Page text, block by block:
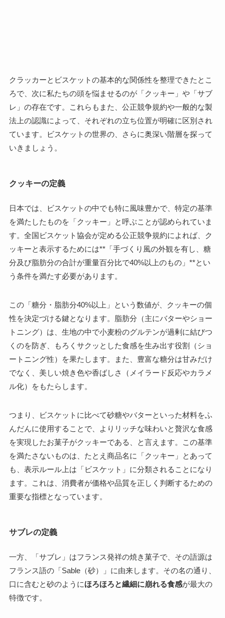
クラッカーとビスケットの基本的な関係性を整理できたとこ
ろで、次に私たちの頭を悩ませるのが「クッキー」や「サブ
レ」の存在です。これらもまた、公正競争規約や一般的な製
法上の認識によって、それぞれの立ち位置が明確に区別され
ています。ビスケットの世界の、さらに奥深い階層を探って
いきましょう。
クッキーの定義
日本では、ビスケットの中でも特に風味豊かで、特定の基準
を満たしたものを「クッキー」と呼ぶことが認められていま
す。全国ビスケット協会が定める公正競争規約によれば、ク
ッキーと表示するためには**「手づくり風の外観を有し、糖
分及び脂肪分の合計が重量百分比で40%以上のもの」**とい
う条件を満たす必要があります。
この「糖分・脂肪分40%以上」という数値が、クッキーの個
性を決定づける鍵となります。脂肪分（主にバターやショー
トニング）は、生地の中で小麦粉のグルテンが過剰に結びつ
くのを防ぎ、もろくサクッとした食感を生み出す役割（ショ
ートニング性）を果たします。また、豊富な糖分は甘みだけ
でなく、美しい焼き色や香ばしさ（メイラード反応やカラメ
ル化）をもたらします。
つまり、ビスケットに比べて砂糖やバターといった材料をふ
んだんに使用することで、よりリッチな味わいと贅沢な食感
を実現したお菓子がクッキーである、と言えます。この基準
を満たさないものは、たとえ商品名に「クッキー」とあって
も、表示ルール上は「ビスケット」に分類されることになり
ます。これは、消費者が価格や品質を正しく判断するための
重要な指標となっています。
サブレの定義
一方、「サブレ」はフランス発祥の焼き菓子で、その語源は
フランス語の「Sable（砂）」に由来します。その名の通り、
口に含むと砂のようにほろほろと繊細に崩れる食感が最大の
特徴です。